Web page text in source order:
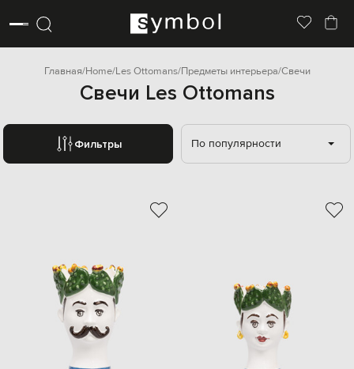
Главная Home Les Ottomans Предметы интерьера Свечи
Свечи Les Ottomans
Фильтры По популярности